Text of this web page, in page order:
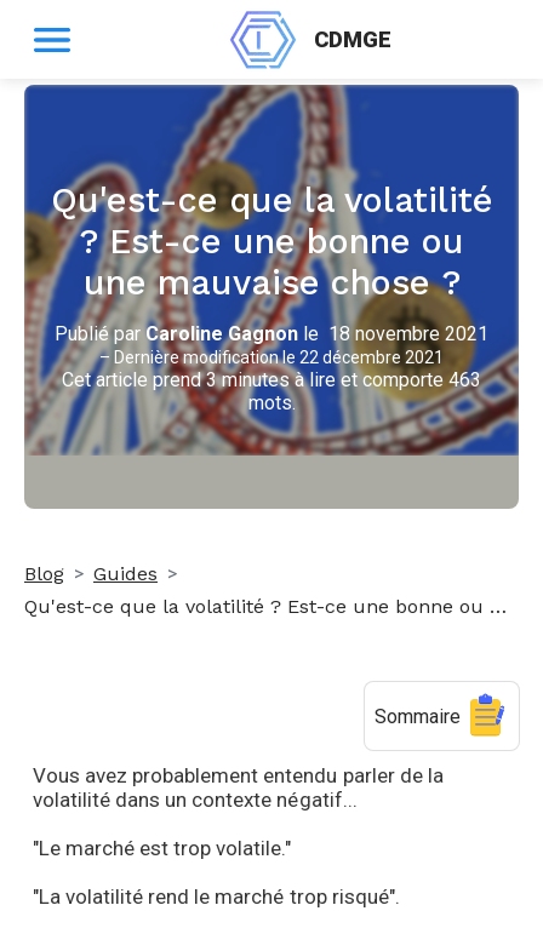
CDMGE
Qu'est-ce que la volatilité
? Est-ce une bonne ou
une mauvaise chose ?
Publié par Caroline Gagnon le 18 novembre 2021
– Dernière modification le 22 décembre 2021
Cet article prend 3 minutes à lire et comporte 463
mots.
Blog
Guides
Qu'est-ce que la volatilité ? Est-ce une bonne ou une mauvaise chose ?
Sommaire
Vous avez probablement entendu parler de la
volatilité dans un contexte négatif...
"Le marché est trop volatile."
"La volatilité rend le marché trop risqué".